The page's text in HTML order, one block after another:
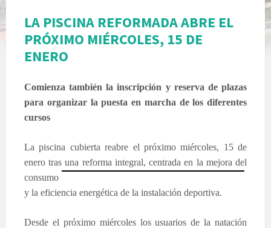
LA PISCINA REFORMADA ABRE EL
PRÓXIMO MIÉRCOLES, 15 DE
ENERO
Comienza también la inscripción y reserva de plazas
para organizar la puesta en marcha de los diferentes
cursos
La piscina cubierta reabre el próximo miércoles, 15 de
enero tras una reforma integral, centrada en la mejora del
consumo
y la eficiencia energética de la instalación deportiva.
Desde el próximo miércoles los usuarios de la natación